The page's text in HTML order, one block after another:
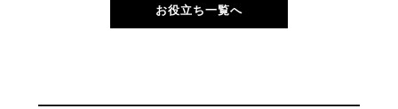
お役立ち一覧へ